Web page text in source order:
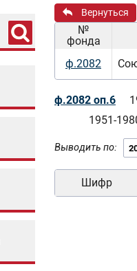
Вернуться
№
фонда
ф.2082
ф.2082 оп.6
1951-
Выводить по:
Шифр